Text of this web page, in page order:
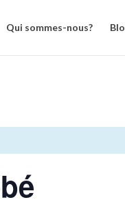
Qui sommes-nous?